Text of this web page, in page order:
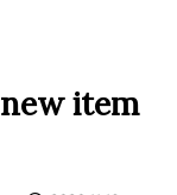
new item